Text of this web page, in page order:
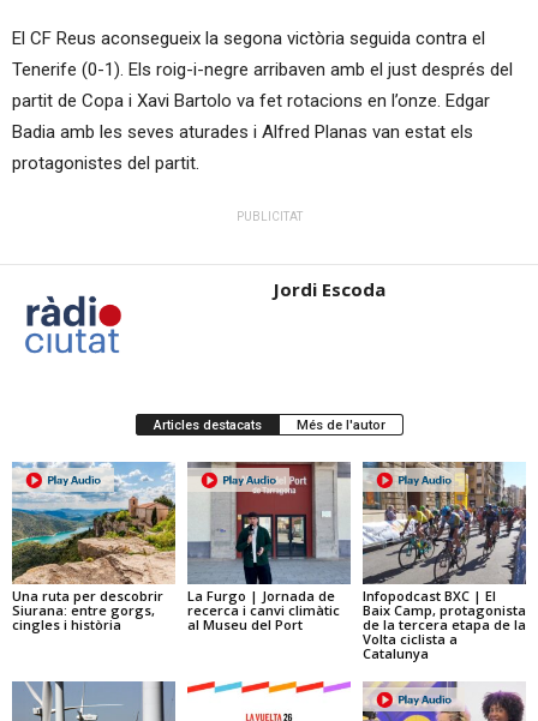
El CF Reus aconsegueix la segona victòria seguida contra el
Tenerife (0-1). Els roig-i-negre arribaven amb el just després del
partit de Copa i Xavi Bartolo va fet rotacions en l’onze. Edgar
Badia amb les seves aturades i Alfred Planas van estat els
protagonistes del partit.
PUBLICITAT
Jordi Escoda
Articles destacats Més de l'autor
Una ruta per descobrir
Siurana: entre gorgs,
cingles i història
La Furgo | Jornada de
recerca i canvi climàtic
al Museu del Port
Infopodcast BXC | El
Baix Camp, protagonista
de la tercera etapa de la
Volta ciclista a
Catalunya